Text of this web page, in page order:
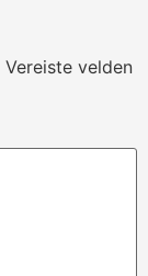
Vereiste velden